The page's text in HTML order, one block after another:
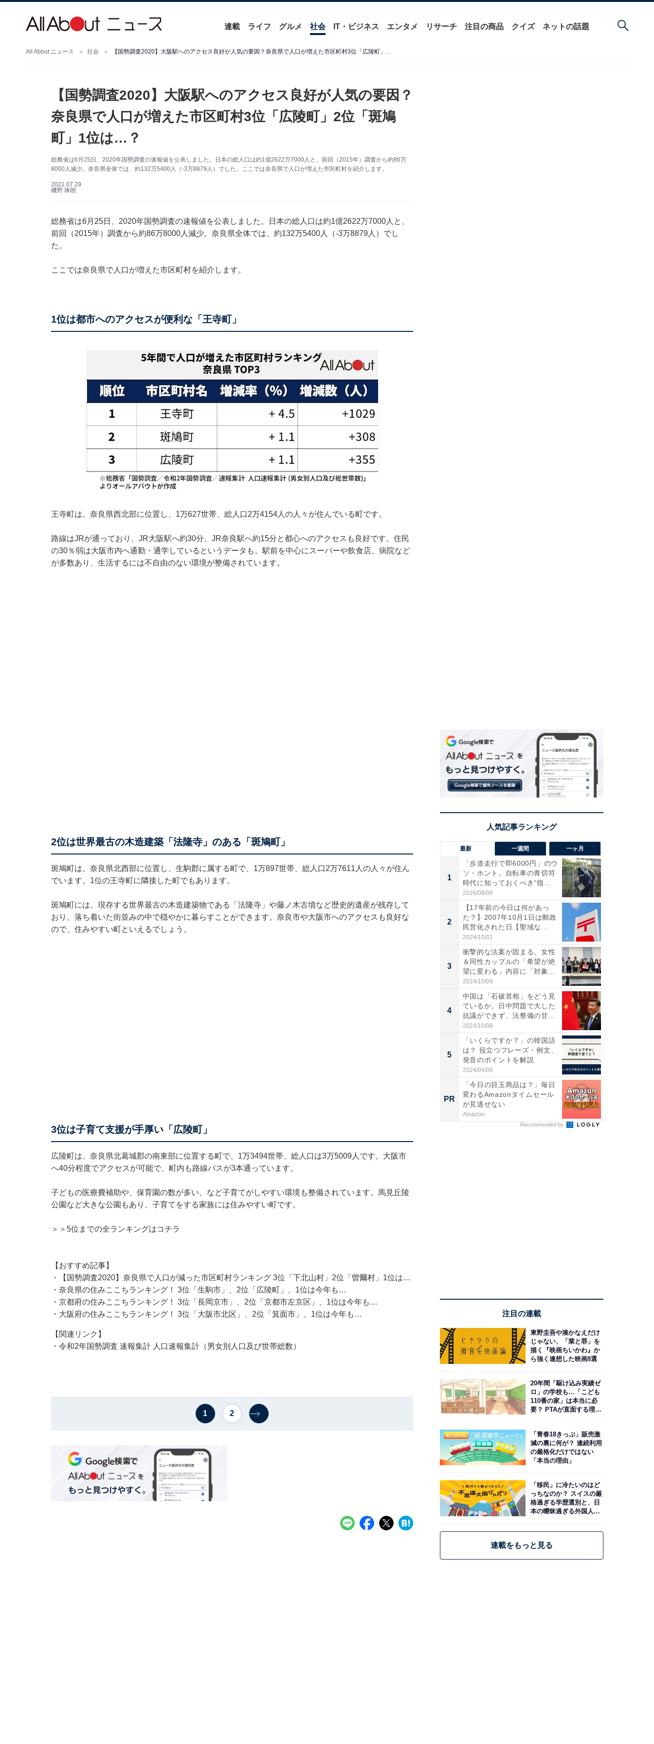
連載 ライフ グルメ 社会 IT・ビジネス エンタメ リサーチ 注目の商品 クイズ ネットの話題
All About ニュース 社会 【国勢調査2020】大阪駅へのアクセス良好が人気の要因？奈良県で人口が増えた市区町村3位「広陵町」2位「斑鳩町」1位は…？
【国勢調査2020】大阪駅へのアクセス良好が人気の要因？
奈良県で人口が増えた市区町村3位「広陵町」2位「斑鳩
町」1位は…？
総務省は6月25日、2020年国勢調査の速報値を公表しました。日本の総人口は約1億2622万7000人と、前回（2015年）調査から約86万
8000人減少。奈良県全体では、約132万5400人（-3万8879人）でした。ここでは奈良県で人口が増えた市区町村を紹介します。
2021.07.29
磯野 琢朗
総務省は6月25日、2020年国勢調査の速報値を公表しました。日本の総人口は約1億2622万7000人と、
前回（2015年）調査から約86万8000人減少。奈良県全体では、約132万5400人（-3万8879人）でし
た。
ここでは奈良県で人口が増えた市区町村を紹介します。
1位は都市へのアクセスが便利な「王寺町」
王寺町は、奈良県西北部に位置し、1万627世帯、総人口2万4154人の人々が住んでいる町です。
路線はJRが通っており、JR大阪駅へ約30分、JR奈良駅へ約15分と都心へのアクセスも良好です。住民
の30％弱は大阪市内へ通勤・通学しているというデータも。駅前を中心にスーパーや飲食店、病院など
が多数あり、生活するには不自由のない環境が整備されています。
2位は世界最古の木造建築「法隆寺」のある「斑鳩町」
斑鳩町は、奈良県北西部に位置し、生駒郡に属する町で、1万897世帯、総人口2万7611人の人々が住ん
でいます。1位の王寺町に隣接した町でもあります。
斑鳩町には、現存する世界最古の木造建築物である「法隆寺」や藤ノ木古墳など歴史的遺産が残存して
おり、落ち着いた街並みの中で穏やかに暮らすことができます。奈良市や大阪市へのアクセスも良好な
ので、住みやすい町といえるでしょう。
3位は子育て支援が手厚い「広陵町」
広陵町は、奈良県北葛城郡の南東部に位置する町で、1万3494世帯、総人口は3万5009人です。大阪市
へ40分程度でアクセスが可能で、町内も路線バスが3本通っています。
子どもの医療費補助や、保育園の数が多い、など子育てがしやすい環境も整備されています。馬見丘陵
公園など大きな公園もあり、子育てをする家族には住みやすい町です。
＞＞5位までの全ランキングはコチラ
【おすすめ記事】
・
【国勢調査2020】奈良県で人口が減った市区町村ランキング 3位「下北山村」2位「曽爾村」1位は…
・ 奈良県の住みここちランキング！ 3位「生駒市」、2位「広陵町」、1位は今年も…
・ 京都府の住みここちランキング！ 3位「長岡京市」、2位「京都市左京区」、1位は今年も…
・ 大阪府の住みここちランキング！ 3位「大阪市北区」、2位「箕面市」、1位は今年も…
【関連リンク】
・令和2年国勢調査 速報集計 人口速報集計（男女別人口及び世帯総数）
1 2
最新 一週間 一ヶ月
1
「歩道走行で即6000円」のウ
ソ・ホント。自転車の青切符
時代に知っておくべき“指...
2026/08/06
2
【17年前の今日は何があっ
た？】2007年10月1日は郵政
民営化された日【聖域な...
2024/10/01
3
衝撃的な法案が固まる。女性
＆同性カップルの「希望が絶
望に変わる」内容に「対象者
の...
2024/10/09
4
中国は「石破首相」をどう見
ているか。日中問題で大した
抗議ができず、法整備の甘い
日...
2024/10/08
5
「いくらですか？」の韓国語
は？ 役立つフレーズ・例文、
発音のポイントを解説
2024/04/08
PR
「今日の目玉商品は？」毎日
変わるAmazonタイムセール
が見逃せない
Amazon
Recommended by
注目の連載
東野圭吾や湊かなえだけ
じゃない、「業と罪」を
描く『映画ちいかわ』か
ら強く連想した映画8選
20年間「駆け込み実績ゼ
ロ」の学校も…「こども
110番の家」は本当に必
要？ PTAが直面する理想
「青春18きっぷ」販売激
減の裏に何が？ 連続利用
の厳格化だけではない
「本当の理由」
「移民」に冷たいのはど
っちなのか？ スイスの厳
格過ぎる学歴選別と、日
本の曖昧過ぎる外国人政
連載をもっと見る